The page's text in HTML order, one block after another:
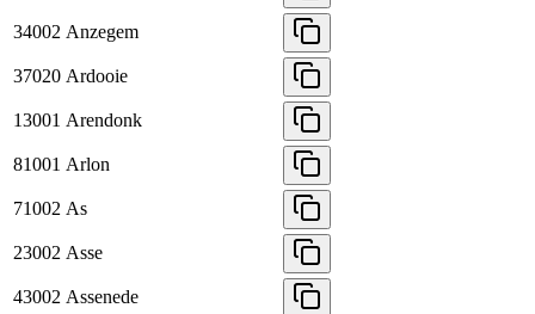
34002 Anzegem
37020 Ardooie
13001 Arendonk
81001 Arlon
71002 As
23002 Asse
43002 Assenede